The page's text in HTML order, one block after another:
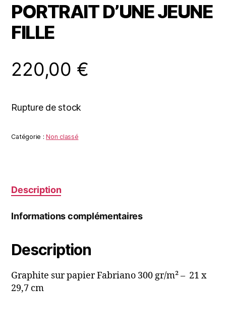
PORTRAIT D’UNE JEUNE
FILLE
220,00 €
Rupture de stock
Catégorie :Non classé
Description
Informations complémentaires
Description
Graphite sur papier Fabriano 300 gr/m² – 21 x
29,7 cm